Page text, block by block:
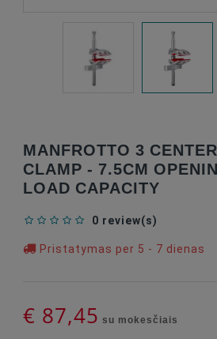
MANFROTTO 3
CLAMP - 7.5CM
LOAD CAPACITY
0 review(s)
Pristatymas per 5 - 7 dienas
€ 87,45 su mokesčiais